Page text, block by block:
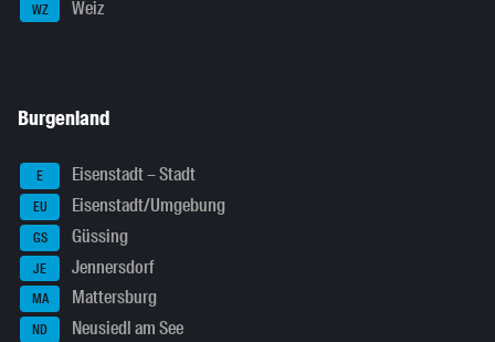
WZ Weiz
Burgenland
E Eisenstadt – Stadt
EU Eisenstadt/Umgebung
GS Güssing
JE Jennersdorf
MA Mattersburg
ND Neusiedl am See